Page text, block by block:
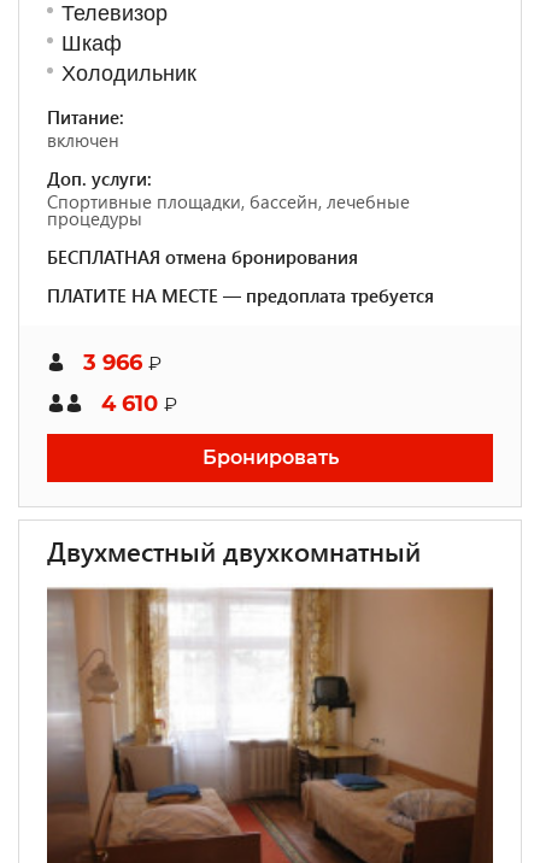
Телевизор
Шкаф
Холодильник
Питание:
включен
Доп. услуги:
Спортивные площадки, бассейн, лечебные
процедуры
БЕСПЛАТНАЯ отмена бронирования
ПЛАТИТЕ НА МЕСТЕ — предоплата требуется
3 966 ₽
4 610 ₽
Бронировать
Двухместный двухкомнатный